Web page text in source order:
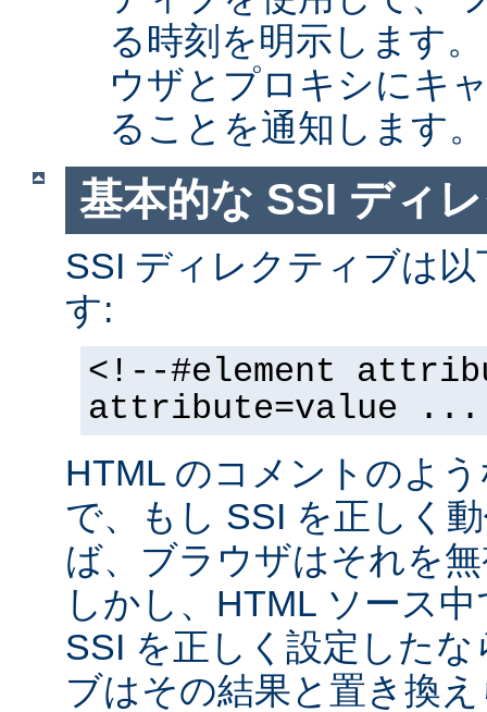
る時刻を明示します
ウザとプロキシにキ
ることを通知します。
基本的な SSI ディ
SSI ディレクティブは
す:
<!--#element
attribute=value
HTML のコメントのよ
で、もし SSI を正しく
ば、ブラウザはそれを
しかし、HTML ソース
SSI を正しく設定した
ブはその結果と置き換